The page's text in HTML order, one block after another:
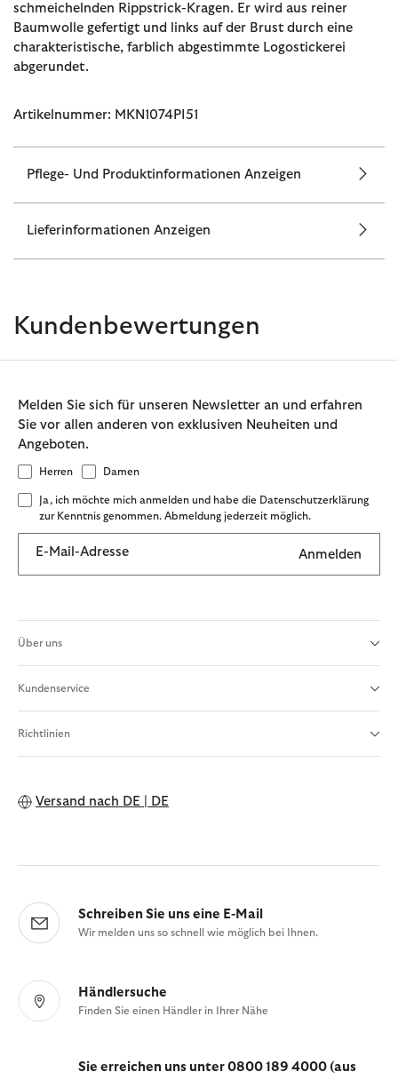
schmeichelnden Rippstrick-Kragen. Er wird aus reiner
Baumwolle gefertigt und links auf der Brust durch eine
charakteristische, farblich abgestimmte Logostickerei
abgerundet.
Artikelnummer: MKN1074PI51
Pflege- Und Produktinformationen Anzeigen
Lieferinformationen Anzeigen
Kundenbewertungen
Melden Sie sich für unseren Newsletter an und erfahren
Sie vor allen anderen von exklusiven Neuheiten und
Angeboten.
Herren Damen
Ja, ich möchte mich anmelden und habe die Datenschutzerklärung
zur Kenntnis genommen. Abmeldung jederzeit möglich.
E-Mail-Adresse Anmelden
Über uns
Kundenservice
Richtlinien
Versand nach DE | DE
Schreiben Sie uns eine E-Mail
Wir melden uns so schnell wie möglich bei Ihnen.
Händlersuche
Finden Sie einen Händler in Ihrer Nähe
Sie erreichen uns unter 0800 189 4000 (aus